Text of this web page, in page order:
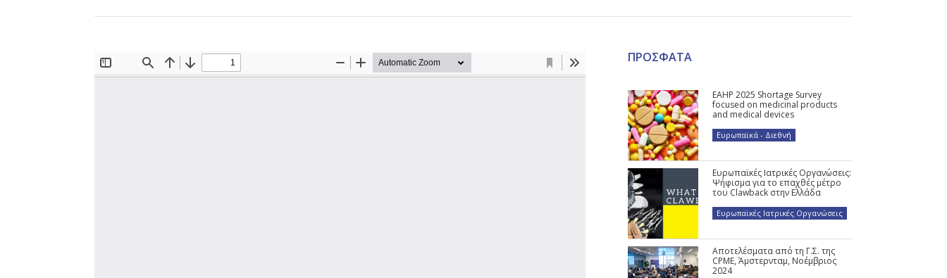
ΠΡΟΣΦΑΤΑ
EAHP 2025 Shortage Survey
focused on medicinal products
and medical devices
Ευρωπαϊκά - Διεθνή
Ευρωπαϊκές Ιατρικές Οργανώσεις:
Ψήφισμα για το επαχθές μέτρο
του Clawback στην Ελλάδα
Ευρωπαϊκές Ιατρικές Οργανώσεις
Αποτελέσματα από τη Γ.Σ. της
CPME, Άμστερνταμ, Νοέμβριος
2024